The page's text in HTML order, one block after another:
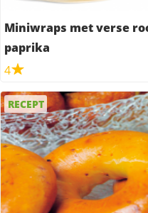
Miniwraps met verse
paprika
4
RECEPT